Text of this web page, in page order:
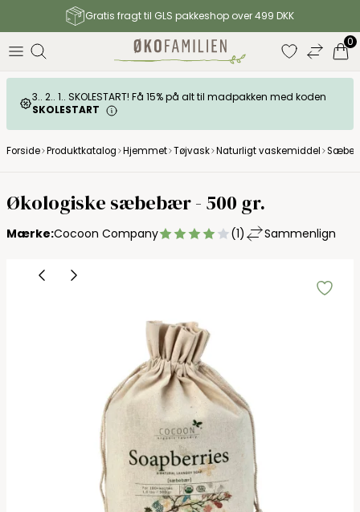
Gratis fragt til GLS pakkeshop over 499 DKK
0
3.. 2.. 1.. SKOLESTART! Få 15% på alt til madpakken med koden
SKOLESTART
Forside Produktkatalog Hjemmet Tøjvask Naturligt vaskemiddel
Økologiske sæbebær - 500 gr.
(1)
Mærke:Cocoon Company Sammenlign